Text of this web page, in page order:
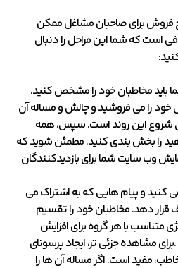
فروش برای صاحبان مشاغل ممکن
است که شما این مراحل را دنبال
باید مخاطبان خود را مشخص کنید.
را می فروشید و چالش و مساله آن
شروع این روند است. سپس، همه
را بخش بندی کنید. مطمئن شوید که
وب سایت شما برای بازدیدکنندگان
و پیام هایی که به اشتراک می
قرار دهد. مخاطبان خود را تقسیم
متناسب با هر گروه برای افزایش
مشاهده جزئی تر، ایجاد پرسونای
مفید است. اگر مساله آن ها را